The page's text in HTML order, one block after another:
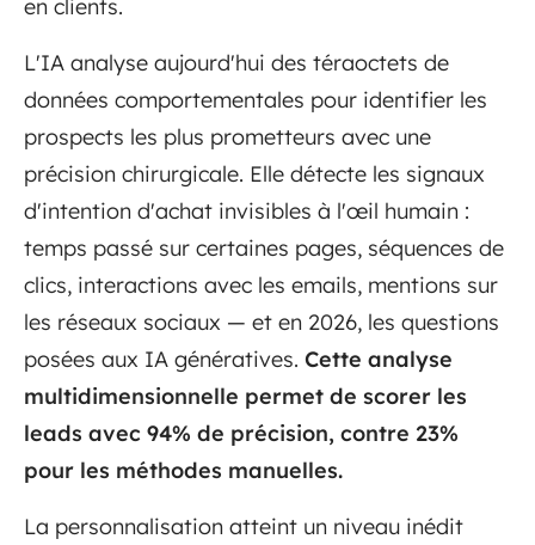
en clients.
L'IA analyse aujourd'hui des téraoctets de
données comportementales pour identifier les
prospects les plus prometteurs avec une
précision chirurgicale. Elle détecte les signaux
d'intention d'achat invisibles à l'œil humain :
temps passé sur certaines pages, séquences de
clics, interactions avec les emails, mentions sur
les réseaux sociaux — et en 2026, les questions
posées aux IA génératives. Cette analyse
multidimensionnelle permet de scorer les
leads avec 94% de précision, contre 23%
pour les méthodes manuelles.
La personnalisation atteint un niveau inédit